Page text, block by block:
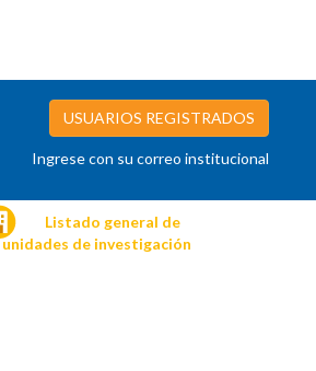
USUARIOS REGISTRADOS
Ingrese con su correo institucional
Listado general de
unidades de investigación